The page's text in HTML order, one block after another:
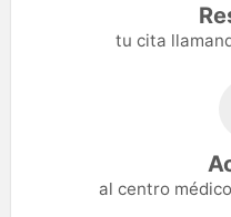
tu cita
al centro